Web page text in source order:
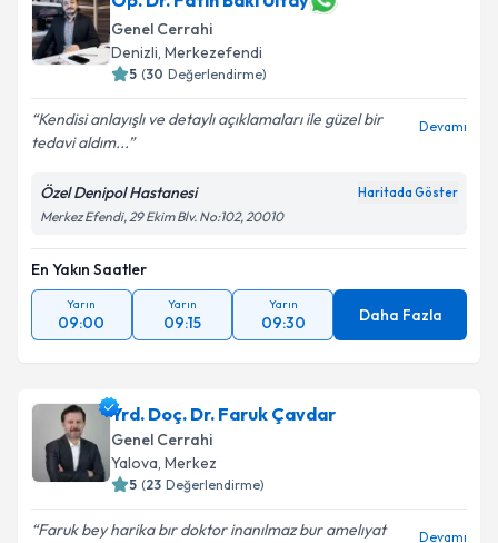
Genel Cerrahi
Denizli, Merkezefendi
5 (30 Değerlendirme)
Kendisi anlayışlı ve detaylı açıklamaları ile güzel bir
tedavi aldım...
Devamı
Özel Denipol Hastanesi Haritada Göster
Merkez Efendi, 29 Ekim Blv. No:102, 20010
En Yakın Saatler
Yarın
09:00
Yarın
09:15
Yarın
09:30 Daha Fazla
Yrd. Doç. Dr. Faruk Çavdar
Genel Cerrahi
Yalova, Merkez
5 (23 Değerlendirme)
Faruk bey harika bır doktor inanılmaz bur amelıyat
Devamı